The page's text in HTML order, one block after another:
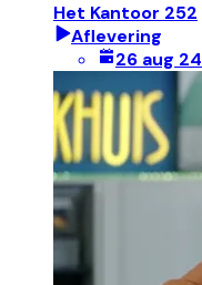
Het Kantoor 252
Aflevering
26 aug 24